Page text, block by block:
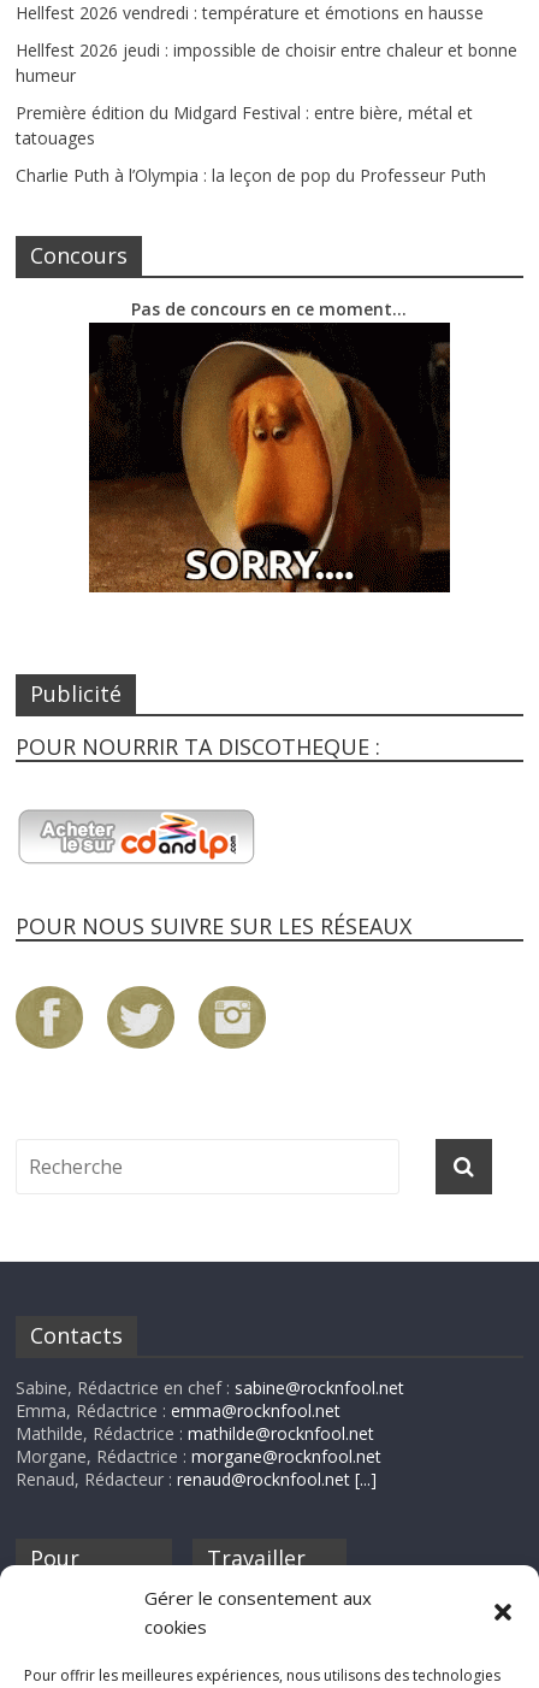
Gérer le consentement aux
cookies
Pour offrir les meilleures expériences, nous utilisons des technologies
Hellfest 2026 vendredi : température et émotions en hausse
Hellfest 2026 jeudi : impossible de choisir entre chaleur et bonne
humeur
Première édition du Midgard Festival : entre bière, métal et
tatouages
Charlie Puth à l’Olympia : la leçon de pop du Professeur Puth
Concours
Pas de concours en ce moment…
Publicité
POUR NOURRIR TA DISCOTHEQUE :
POUR NOUS SUIVRE SUR LES RÉSEAUX
Contacts
Sabine, Rédactrice en chef : sabine@rocknfool.net
Emma, Rédactrice :emma@rocknfool.net
Mathilde, Rédactrice :mathilde@rocknfool.net
Morgane, Rédactrice :morgane@rocknfool.net
Renaud, Rédacteur :renaud@rocknfool.net [...]
Pour
discothèque
Travailler
Si tu souhaites
Rocknfool, n'hésite